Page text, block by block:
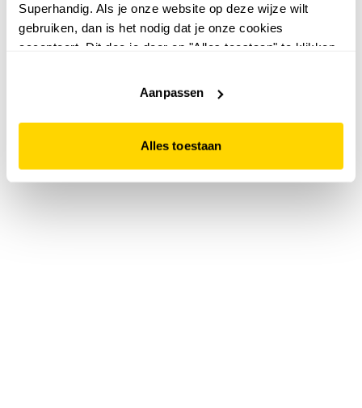
Superhandig. Als je onze website op deze wijze wilt
gebruiken, dan is het nodig dat je onze cookies
accepteert. Dit doe je door op "Alles toestaan" te klikken.
website niet optimaal functioneert.
Aanpassen
Alles toestaan